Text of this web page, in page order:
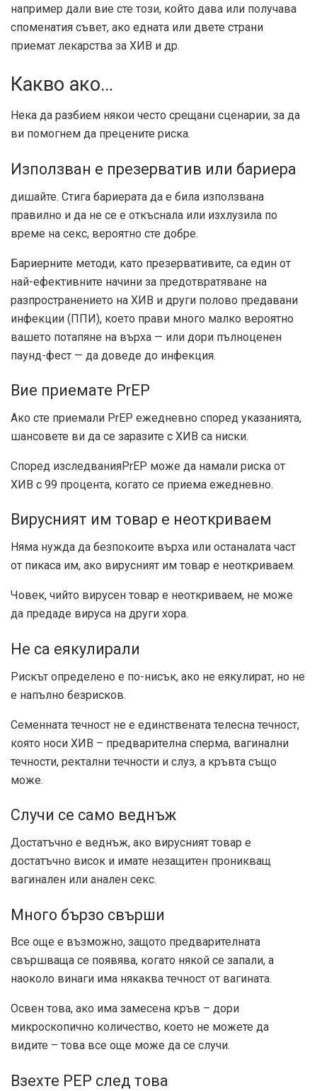
например дали вие сте този, който дава или получава
споменатия съвет, ако едната или двете страни
приемат лекарства за ХИВ и др.
Какво ако…
Нека да разбием някои често срещани сценарии, за да
ви помогнем да прецените риска.
Използван е презерватив или бариера
дишайте. Стига бариерата да е била използвана
правилно и да не се е откъснала или изхлузила по
време на секс, вероятно сте добре.
Бариерните методи, като презервативите, са един от
най-ефективните начини за предотвратяване на
разпространението на ХИВ и други полово предавани
инфекции (ППИ), което прави много малко вероятно
вашето потапяне на върха — или дори пълноценен
паунд-фест — да доведе до инфекция.
Вие приемате PrEP
Ако сте приемали PrEP ежедневно според указанията,
шансовете ви да се заразите с ХИВ са ниски.
Според изследванияPrEP може да намали риска от
ХИВ с 99 процента, когато се приема ежедневно.
Вирусният им товар е неоткриваем
Няма нужда да безпокоите върха или останалата част
от пикаса им, ако вирусният им товар е неоткриваем.
Човек, чийто вирусен товар е неоткриваем, не може
да предаде вируса на други хора.
Не са еякулирали
Рискът определено е по-нисък, ако не еякулират, но не
е напълно безрисков.
Семенната течност не е единствената телесна течност,
която носи ХИВ – предварителна сперма, вагинални
течности, ректални течности и слуз, а кръвта също
може.
Случи се само веднъж
Достатъчно е веднъж, ако вирусният товар е
достатъчно висок и имате незащитен проникващ
вагинален или анален секс.
Много бързо свърши
Все още е възможно, защото предварителната
свършваща се появява, когато някой се запали, а
наоколо винаги има някаква течност от вагината.
Освен това, ако има замесена кръв – дори
микроскопично количество, което не можете да
видите – това все още може да се случи.
Взехте PEP след това